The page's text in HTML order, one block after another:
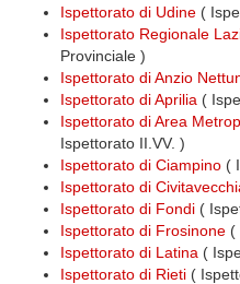
Ispettorato di Udine (
Ispettorato Regionale
Provinciale )
Ispettorato di Anzio
Ispettorato di Aprilia (
Ispettorato di Area
Ispettorato II.VV. )
Ispettorato di Ciampino (
Ispettorato di
Ispettorato di Fondi (
Ispettorato di Frosinone (
Ispettorato di Latina (
Ispettorato di Rieti (